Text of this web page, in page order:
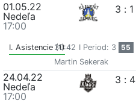
01.05.22
Nedeľa
17:00
3 : 1
I. Asistencie (1)30:42 I Period: 3 55
Martin Sekerak
24.04.22
Nedeľa
17:00
3 : 4